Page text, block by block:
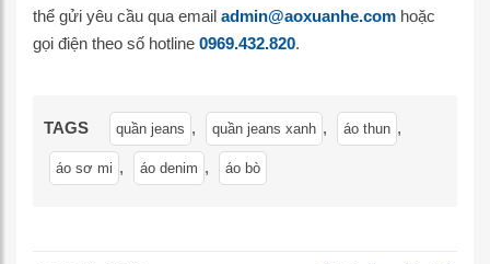
thể gửi yêu cầu qua email admin@aoxuanhe.com hoặc
gọi điện theo số hotline 0969.432.820.
TAGS quần jeans , quần jeans xanh , áo thun ,
áo sơ mi , áo denim , áo bò